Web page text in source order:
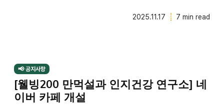
2025.11.17 7 min read
📢 공지사항
[웰빙200 만먹설과 인지건강 연구소] 네
이버 카페 개설